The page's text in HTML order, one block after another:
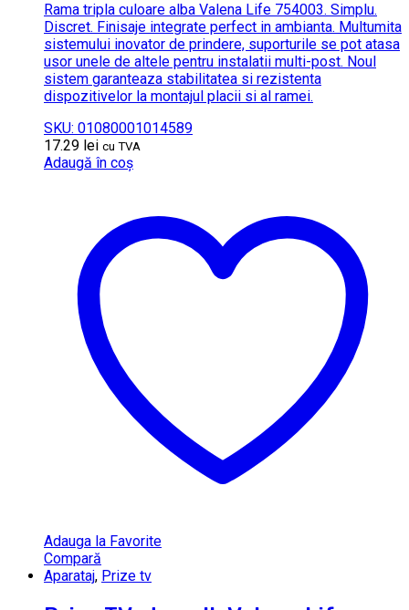
Rama tripla culoare alba Valena Life 754003. Simplu.
Discret. Finisaje integrate perfect in ambianta. Multumita
sistemului inovator de prindere, suporturile se pot atasa
usor unele de altele pentru instalatii multi-post. Noul
sistem garanteaza stabilitatea si rezistenta
dispozitivelor la montajul placii si al ramei.
SKU: 01080001014589
17.29 lei cu TVA
Adaugă în coș
Adauga la Favorite
Compară
Aparataj, Prize tv